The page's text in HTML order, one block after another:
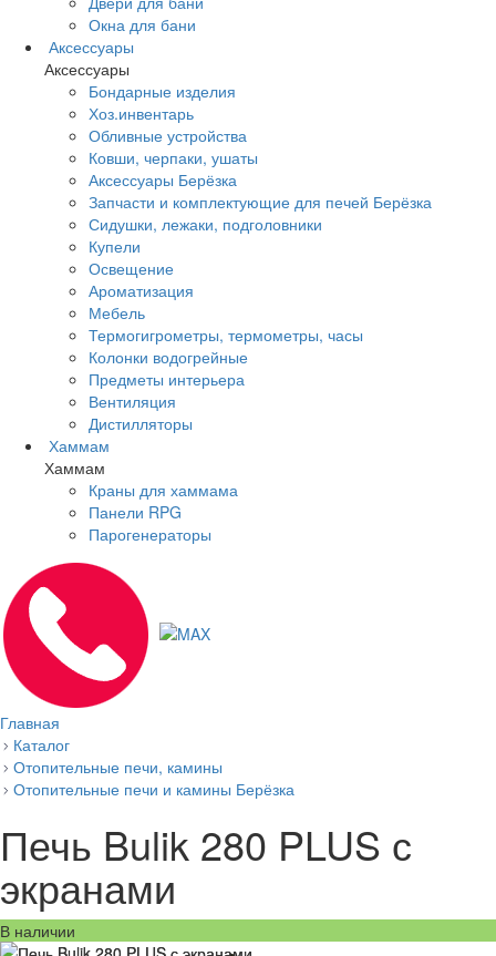
Окна для бани
Аксессуары
Аксессуары
Бондарные изделия
Хоз.инвентарь
Обливные устройства
Ковши, черпаки, ушаты
Аксессуары Берёзка
Запчасти и комплектующие для печей Берёзка
Сидушки, лежаки, подголовники
Купели
Освещение
Ароматизация
Мебель
Термогигрометры, термометры, часы
Колонки водогрейные
Предметы интерьера
Вентиляция
Дистилляторы
Хаммам
Хаммам
Краны для хаммама
Панели RPG
Парогенераторы
Главная
Каталог
Отопительные печи, камины
Отопительные печи и камины Берёзка
Печь Bulik 280 PLUS с
экранами
В наличии